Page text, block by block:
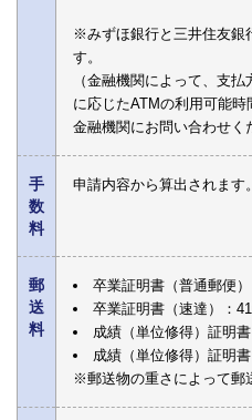
※みずほ銀行と三井住友銀
す。
（金融機関によって、支
に応じたATMの利用可能
金融機関にお問い合わせく
手
数
料
申請内容から算出されます。
郵
送
料
卒業証明書（普通郵便
卒業証明書（速達）：
成績（単位修得）証明
成績（単位修得）証明
※郵送物の重さによって郵